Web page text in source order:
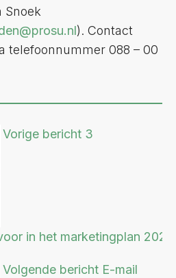
Snoek
). Contact
telefoonnummer 088 – 00
Vorige bericht 3
in het marketingplan 2021
Volgende bericht E-mail